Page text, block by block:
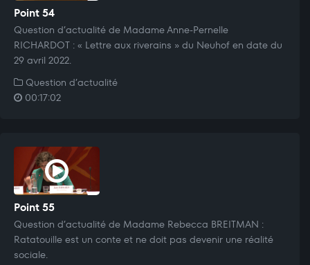
Point 54
Question d’actualité de Madame Anne-Pernelle
RICHARDOT : « Lettre aux riverains » du Neuhof en date du
29 avril 2022.
Question d’actualité
00:17:02
Point 55
Question d’actualité de Madame Rebecca BREITMAN :
Ratatouille est un conte et ne doit pas devenir une réalité
sociale.